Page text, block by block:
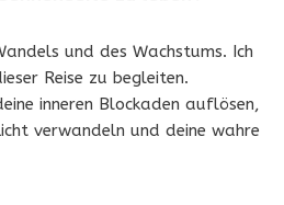
und des Wachstums. Ich
Reise zu begleiten.
inneren Blockaden auflösen,
verwandeln und deine wahre